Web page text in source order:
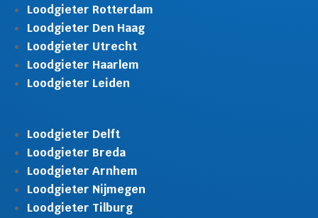
Loodgieter Rotterdam
Loodgieter Den Haag
Loodgieter Utrecht
Loodgieter Haarlem
Loodgieter Leiden
Loodgieter Delft
Loodgieter Breda
Loodgieter Arnhem
Loodgieter Nijmegen
Loodgieter Tilburg